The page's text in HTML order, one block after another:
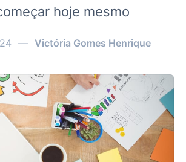
hoje mesmo
— Victória Gomes Henrique